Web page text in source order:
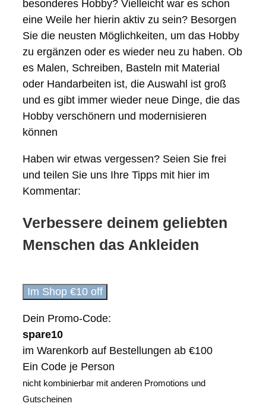
besonderes Hobby? Vielleicht war es schon
eine Weile her hierin aktiv zu sein? Besorgen
Sie die neusten Möglichkeiten, um das Hobby
zu ergänzen oder es wieder neu zu haben. Ob
es Malen, Schreiben, Basteln mit Material
oder Handarbeiten ist, die Auswahl ist groß
und es gibt immer wieder neue Dinge, die das
Hobby verschönern und modernisieren
können
Haben wir etwas vergessen? Seien Sie frei
und teilen Sie uns Ihre Tipps mit hier im
Kommentar:
Verbessere deinem geliebten
Menschen das Ankleiden
Im Shop €10 off
Dein Promo-Code:
spare10
im Warenkorb auf Bestellungen ab €100
Ein Code je Person
nicht kombinierbar mit anderen Promotions und
Gutscheinen